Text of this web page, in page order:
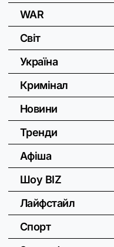
WAR
Світ
Україна
Кримінал
Новини
Тренди
Афіша
Шоу BIZ
Лайфстайл
Спорт